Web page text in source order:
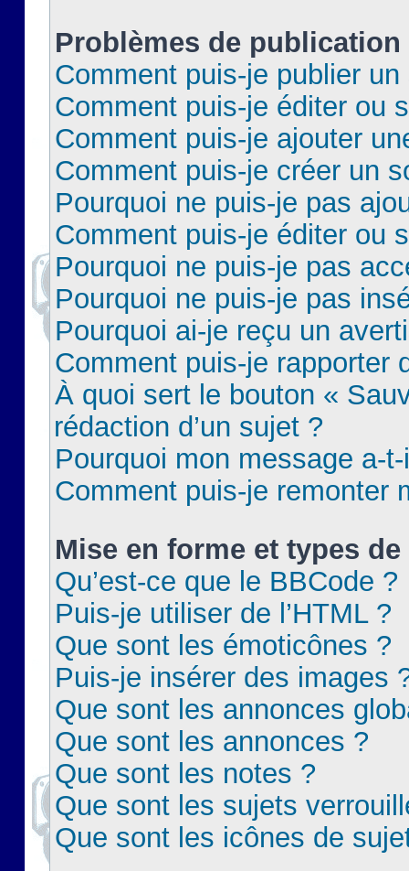
Problèmes de publication
Comment puis-je publier
Comment puis-je éditer ou
Comment puis-je ajouter
Comment puis-je créer un
Pourquoi ne puis-je pas
Comment puis-je éditer ou
Pourquoi ne puis-je pas
Pourquoi ne puis-je pas
Pourquoi ai-je reçu un
Comment puis-je rapporter
À quoi sert le bouton «
rédaction d’un sujet ?
Pourquoi mon message a-
Comment puis-je remonter
Mise en forme et types
Qu’est-ce que le BBCode ?
Puis-je utiliser de l’HTML ?
Que sont les émoticônes ?
Puis-je insérer des images
Que sont les annonces
Que sont les annonces ?
Que sont les notes ?
Que sont les sujets
Que sont les icônes de